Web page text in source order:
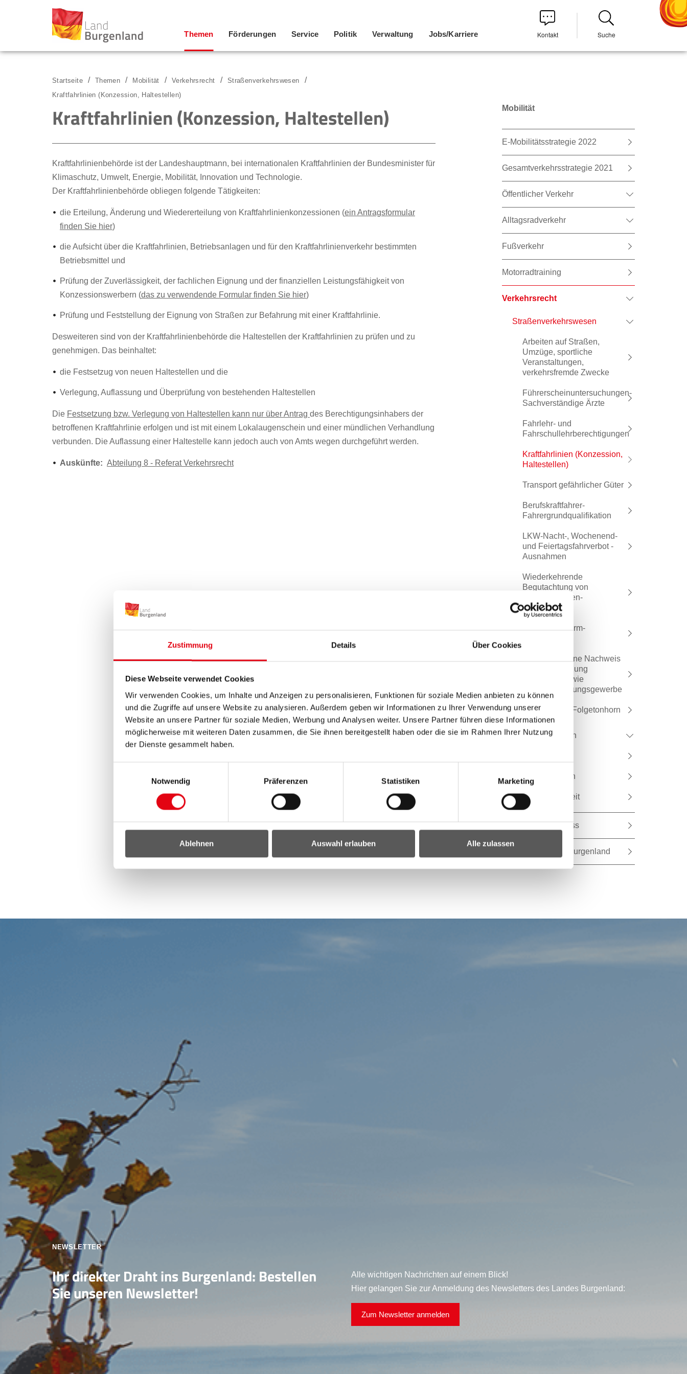
Zustimmung Details Über Cookies
Diese Webseite verwendet Cookies
Wir verwenden Cookies, um Inhalte und Anzeigen zu personalisieren, Funktionen für soziale Medien anbieten zu können
und die Zugriffe auf unsere Website zu analysieren. Außerdem geben wir Informationen zu Ihrer Verwendung unserer
Website an unsere Partner für soziale Medien, Werbung und Analysen weiter. Unsere Partner führen diese Informationen
möglicherweise mit weiteren Daten zusammen, die Sie ihnen bereitgestellt haben oder die sie im Rahmen Ihrer Nutzung
der Dienste gesammelt haben.
Notwendig
Präferenzen Statistiken Marketing
Ablehnen Auswahl erlauben Alle zulassen
Zum Inhalt
Zum Menü
Zur Suche
Themen Förderungen Service Politik Verwaltung Jobs/Karriere Kontakt Suche
Startseite Themen Mobilität Verkehrsrecht
Straßenverkehrswesen
Kraftfahrlinien (Konzession, Haltestellen)
Kraftfahrlinien (Konzession, Haltestellen)
Kraftfahrlinienbehörde ist der Landeshauptmann, bei internationalen Kraftfahrlinien der Bundesminister für
Klimaschutz, Umwelt, Energie, Mobilität, Innovation und Technologie.
Der Kraftfahrlinienbehörde obliegen folgende Tätigkeiten:
die Erteilung, Änderung und Wiedererteilung von Kraftfahrlinienkonzessionen (ein Antragsformular
finden Sie hier)
die Aufsicht über die Kraftfahrlinien, Betriebsanlagen und für den Kraftfahrlinienverkehr bestimmten
Betriebsmittel und
Prüfung der Zuverlässigkeit, der fachlichen Eignung und der finanziellen Leistungsfähigkeit von
Konzessionswerbern (das zu verwendende Formular finden Sie hier)
Prüfung und Feststellung der Eignung von Straßen zur Befahrung mit einer Kraftfahrlinie.
Desweiteren sind von der Kraftfahrlinienbehörde die Haltestellen der Kraftfahrlinien zu prüfen und zu
genehmigen. Das beinhaltet:
die Festsetzug von neuen Haltestellen und die
Verlegung, Auflassung und Überprüfung von bestehenden Haltestellen
Die Festsetzung bzw. Verlegung von Haltestellen kann nur über Antrag des Berechtigungsinhabers der
betroffenen Kraftfahrlinie erfolgen und ist mit einem Lokalaugenschein und einer mündlichen Verhandlung
verbunden. Die Auflassung einer Haltestelle kann jedoch auch von Amts wegen durchgeführt werden.
Auskünfte: Abteilung 8 - Referat Verkehrsrecht
Mobilität
E-Mobilitätsstrategie 2022
Gesamtverkehrsstrategie 2021
Öffentlicher Verkehr
Alltagsradverkehr
Fußverkehr
Motorradtraining
Verkehrsrecht
Straßenverkehrswesen
Arbeiten auf Straßen,
Umzüge, sportliche
Veranstaltungen,
verkehrsfremde Zwecke
Führerscheinuntersuchungen-
Sachverständige Ärzte
Fahrlehr- und
Fahrschullehrberechtigungen
Kraftfahrlinien (Konzession,
Haltestellen)
Transport gefährlicher Güter
Berufskraftfahrer-
Fahrergrundqualifikation
LKW-Nacht-, Wochenend-
und Feiertagsfahrverbot -
Ausnahmen
Wiederkehrende
Begutachtung von
Kraftfahrzeugen-
Ermächtigung
Umgebungslärm-
Prüfungstermine Nachweis
fachliche Eignung
Personen- sowie
Güterbeförderungsgewerbe
Blaulicht und Folgetonhorn
Schifffahrtswesen
Eisenbahnwesen
Verkehrssicherheit
Fahrtkostenzuschuss
Mobilitätszentrale Burgenland
NEWSLETTER
Ihr direkter Draht ins Burgenland: Bestellen
Sie unseren Newsletter!
Alle wichtigen Nachrichten auf einem Blick!
Hier gelangen Sie zur Anmeldung des Newsletters des Landes Burgenland:
Zum Newsletter anmelden